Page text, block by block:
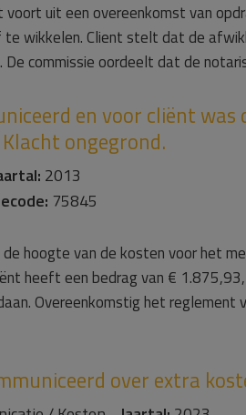
uit een overeenkomst van
wikkelen. Client stelt dat de
commissie oordeelt dat de
en voor cliënt was
ongegrond.
2013
75845
hoogte van de kosten voor het
heeft een bedrag van €
Overeenkomstig het reglement
over extra